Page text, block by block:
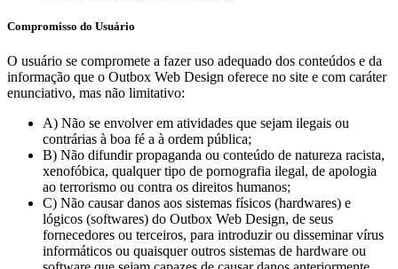
Compromisso do Usuário
O usuário se compromete a fazer uso adequado dos conteúdos e da
informação que o Outbox Web Design oferece no site e com caráter
enunciativo, mas não limitativo:
A) Não se envolver em atividades que sejam ilegais ou
contrárias à boa fé a à ordem pública;
B) Não difundir propaganda ou conteúdo de natureza racista,
xenofóbica, qualquer tipo de pornografia ilegal, de apologia
ao terrorismo ou contra os direitos humanos;
C) Não causar danos aos sistemas físicos (hardwares) e
lógicos (softwares) do Outbox Web Design, de seus
fornecedores ou terceiros, para introduzir ou disseminar vírus
informáticos ou quaisquer outros sistemas de hardware ou